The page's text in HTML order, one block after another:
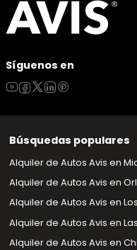
Síguenos en
Búsquedas populares
Alquiler de Autos Avis en
Alquiler de Autos Avis en
Alquiler de Autos Avis en
Alquiler de Autos Avis en
Alquiler de Autos Avis en